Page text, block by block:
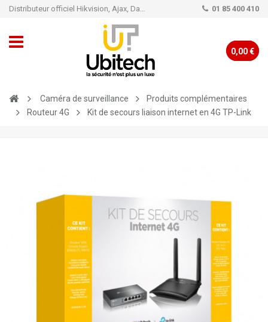
Distributeur officiel Hikvision, Ajax, Dahua, TP-Link - Caméra de vidéo surveillance - Alarme 01 85 400 410
0,00 €
Caméra de surveillance
Produits complémentaires
Routeur 4G
Kit de secours liaison internet en 4G TP-Link